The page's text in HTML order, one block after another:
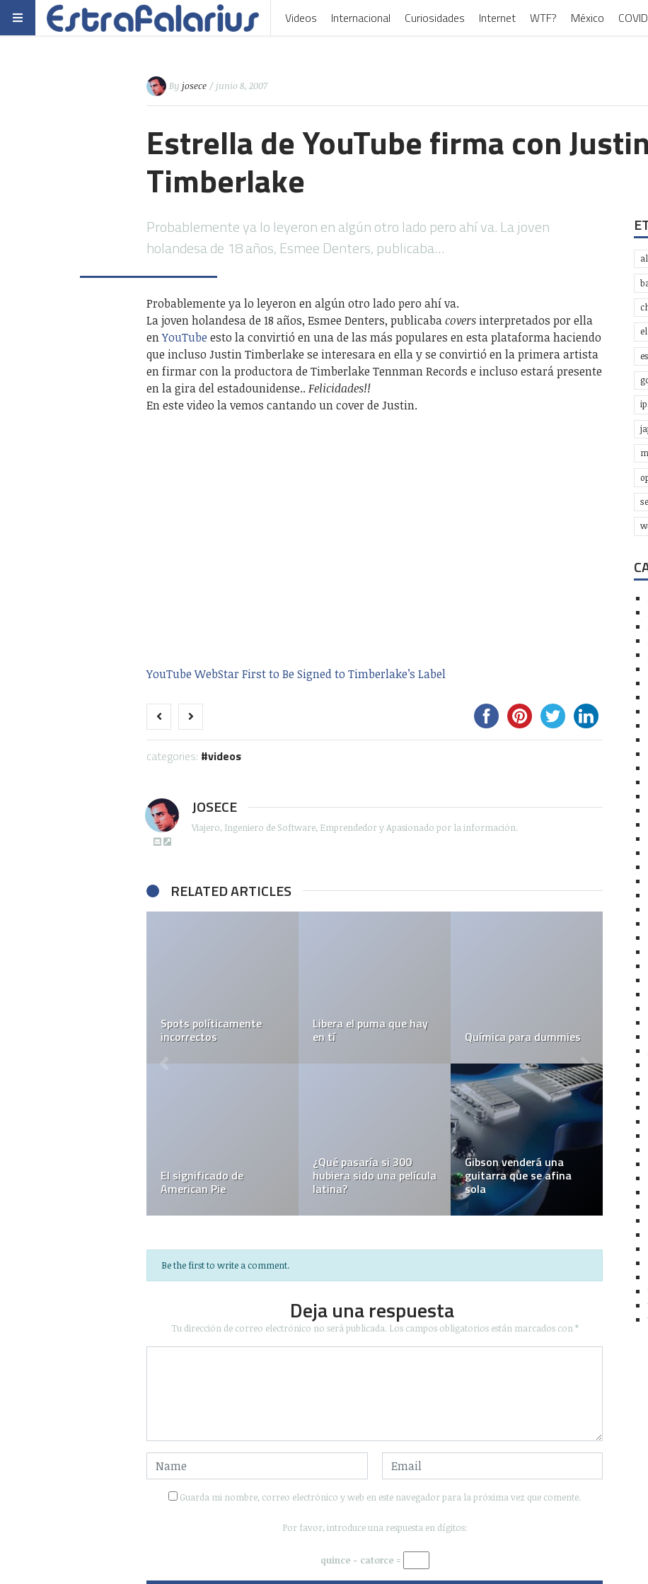
Videos Internacional Curiosidades Internet WTF? México
By josece / junio 8, 2007
Estrella de YouTube firma con Justin
Timberlake
Probablemente ya lo leyeron en algún otro lado pero ahí va. La joven
holandesa de 18 años, Esmee Denters, publicaba…
Probablemente ya lo leyeron en algún otro lado pero ahí va.
La joven holandesa de 18 años, Esmee Denters, publicabacovers interpretados por ella
enYouTube esto la convirtió en una de las más populares en esta plataforma haciendo
que incluso Justin Timberlake se interesara en ella y se convirtió en la primera artista
en firmar con la productora de Timberlake Tennman Records e incluso estará presente
en la gira del estadounidense.. Felicidades!!
En este video la vemos cantando un cover de Justin.
YouTube WebStar First to Be Signed to Timberlake’s Label
categories: videos
JOSECE
Viajero, Ingeniero de Software, Emprendedor y Apasionado por la información.
RELATED ARTICLES
Spots políticamente
incorrectos
Libera el puma que hay
en tí Química para dummies
El significado de
American Pie
¿Qué pasaría si 300
hubiera sido una película
latina?
Gibson venderá una
guitarra que se afina
sola
Be the first to write a comment.
Deja una respuesta
Tu dirección de correo electrónico no será publicada. Los campos obligatorios están marcados con*
Guarda mi nombre, correo electrónico y web en este navegador para la próxima vez que comente.
Por favor, introduce una respuesta en dígitos:
quince − catorce =